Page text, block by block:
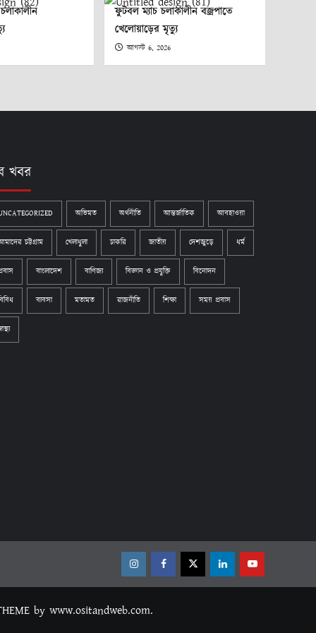
ফুটবল ম্যাচ চলাকালীন বজ্রপাতে
খেলোয়াড়ের মৃত্যু
আগস্ট 6, 2026
খবর
অভিমত অর্থনীতি আন্তর্জাতিক আবহাওয়া
চট্টগ্রাম খেলাধুলা চাকরি জাতীয় দেশজুড়ে ধর্ম
বাংলাদেশ বাণিজ্য বিজ্ঞান ও প্রযুক্তি বিনোদন
ব্যবসা মতামত রাজনীতি শিক্ষা সময় প্রবাস
InstagramFacebookTwitterLinkedinYoutube
by www.ositandweb.com.